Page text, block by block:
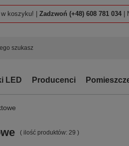
koszyku! | Zadzwoń (+48) 608 781 034 |
LED Producenci
( ilość produktów: 29 )